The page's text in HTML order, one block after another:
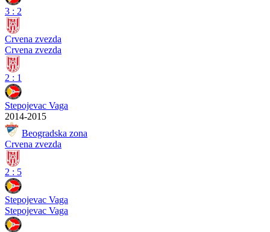
3 : 2
Crvena zvezda
Crvena zvezda
2 : 1
Stepojevac Vaga
2014-2015
Beogradska zona
Crvena zvezda
2 : 5
Stepojevac Vaga
Stepojevac Vaga